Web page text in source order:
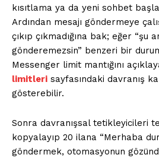
kısıtlama ya da yeni sohbet
Ardından mesajı göndermeye
çıkıp çıkmadığına bak; eğer “şu
gönderemezsin” benzeri bir
Messenger limit mantığını
limitleri sayfasındaki davranış
gösterebilir.
Sonra davranışsal tetikleyicileri
kopyalayıp 20 ilana “Merhaba
göndermek, otomasyonun